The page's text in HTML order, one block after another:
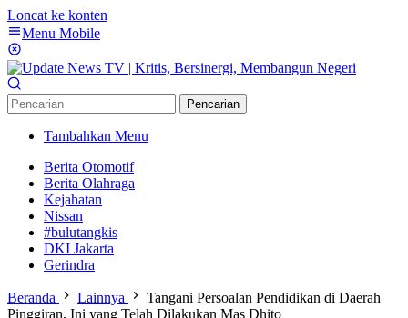
Loncat ke konten
Menu Mobile
Pencarian
Tambahkan Menu
Berita Otomotif
Berita Olahraga
Kejahatan
Nissan
#bulutangkis
DKI Jakarta
Gerindra
Beranda Lainnya
Tangani Persoalan Pendidikan di Daerah
Pinggiran, Ini yang Telah Dilakukan Mas Dhito